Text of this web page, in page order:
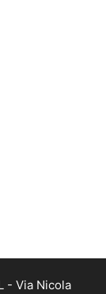
- Via Nicola